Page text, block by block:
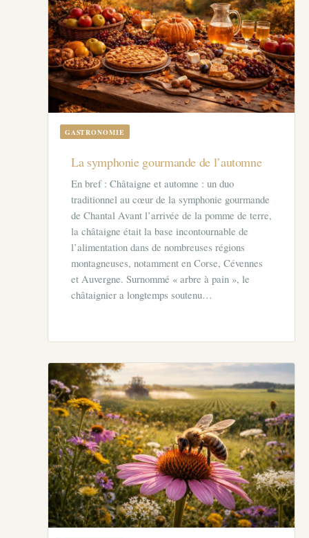
GASTRONOMIE
La symphonie gourmande de l’automne
En bref : Châtaigne et automne : un duo
traditionnel au cœur de la symphonie gourmande
de Chantal Avant l’arrivée de la pomme de terre,
la châtaigne était la base incontournable de
l’alimentation dans de nombreuses régions
montagneuses, notamment en Corse, Cévennes
et Auvergne. Surnommé « arbre à pain », le
châtaignier a longtemps soutenu…